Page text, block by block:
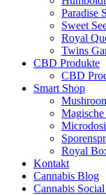
Paradise
Sweet
Royal
Twins
CBD Produkte
CBD
Smart Shop
Royal
Kontakt
Cannabis Blog
Cannabis